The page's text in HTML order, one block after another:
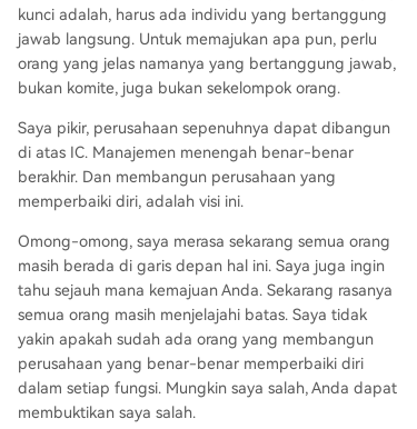
kunci adalah, harus ada individu yang bertanggung
jawab langsung. Untuk memajukan apa pun, perlu
orang yang jelas namanya yang bertanggung jawab,
bukan komite, juga bukan sekelompok orang.
Saya pikir, perusahaan sepenuhnya dapat dibangun
di atas IC. Manajemen menengah benar-benar
berakhir. Dan membangun perusahaan yang
memperbaiki diri, adalah visi ini.
Omong-omong, saya merasa sekarang semua orang
masih berada di garis depan hal ini. Saya juga ingin
tahu sejauh mana kemajuan Anda. Sekarang rasanya
semua orang masih menjelajahi batas. Saya tidak
yakin apakah sudah ada orang yang membangun
perusahaan yang benar-benar memperbaiki diri
dalam setiap fungsi. Mungkin saya salah, Anda dapat
membuktikan saya salah.